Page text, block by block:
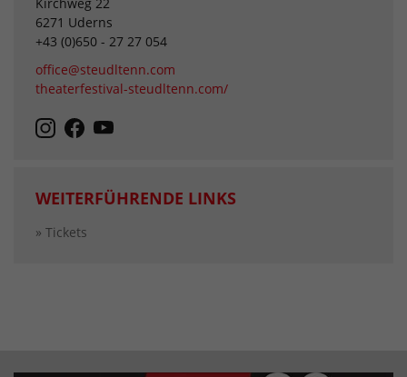
Kirchweg 22
6271 Uderns
+43 (0)650 - 27 27 054
office@steudltenn.com
theaterfestival-steudltenn.com/
WEITERFÜHRENDE LINKS
» Tickets